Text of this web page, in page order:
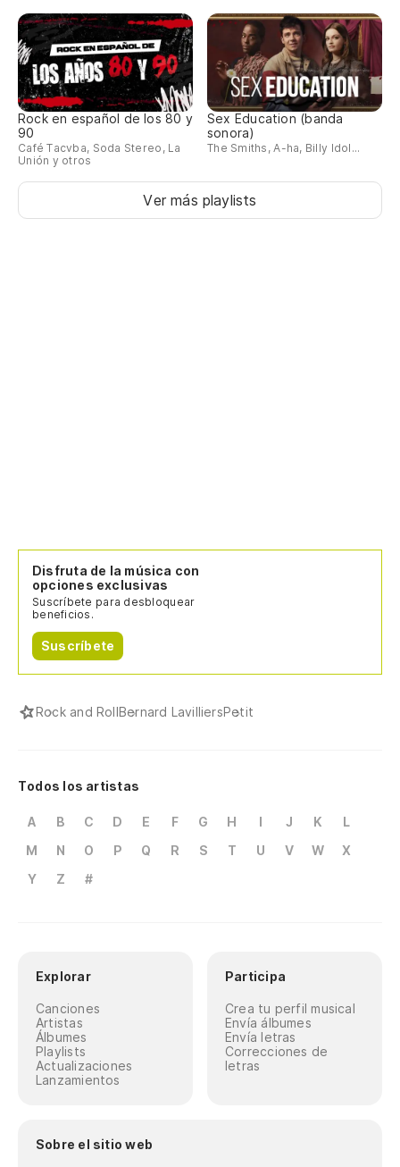
Rock en español de los 80 y
90
Café Tacvba, Soda Stereo, La
Unión y otros
Sex Education (banda
sonora)
The Smiths, A-ha, Billy Idol...
Ver más playlists
Disfruta de la música con
opciones exclusivas
Suscríbete para desbloquear
beneficios.
Suscríbete
Rock and RollBernard LavilliersPetit
Todos los artistas
A B C D E F G H I J K
L
M
N O P Q R S T U V W
X
Y
Z #
Explorar
Canciones
Artistas
Álbumes
Playlists
Actualizaciones
Lanzamientos
Participa
Crea tu perfil musical
Envía álbumes
Envía letras
Correcciones de
letras
Sobre el sitio web